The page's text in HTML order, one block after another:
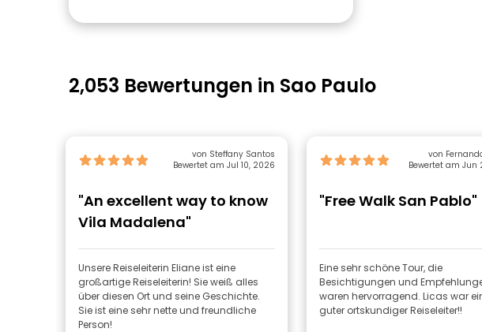
2,053 Bewertungen in Sao Paulo
von Steffany Santos
Bewertet am Jul 10, 2026
"An excellent way to know
Vila Madalena"
Unsere Reiseleiterin Eliane ist eine
großartige Reiseleiterin! Sie weiß alles
über diesen Ort und seine Geschichte.
Sie ist eine sehr nette und freundliche
Person!
von
Bewertet am Jun
"Free Walk San Pablo"
Eine sehr schöne Tour, die
Besichtigungen und
waren hervorragend. Licas war
guter ortskundiger Reiseleiter!!